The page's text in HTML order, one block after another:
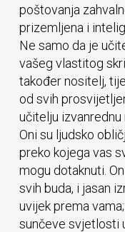
poštovanja
prizemljena i
Ne samo da je
vašeg vlastitog
također nositelj,
od svih
učitelju
Oni su ljudsko
preko kojega vas
mogu dotaknuti.
svih buda, i jasan
uvijek prema
sunčeve svjetlosti